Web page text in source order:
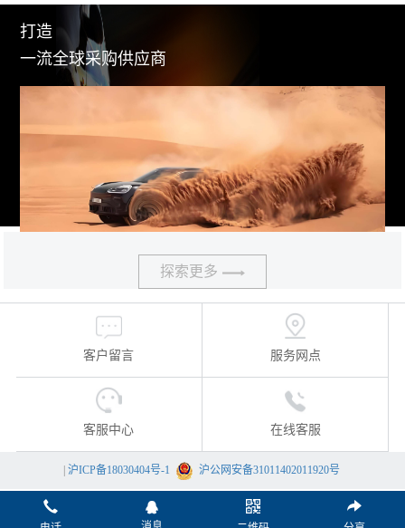
打造
一流全球采购供应商
探索更多
客户留言 服务网点
客服中心 在线客服
沪ICP备18030404号-1 沪公网安备31011402011920号